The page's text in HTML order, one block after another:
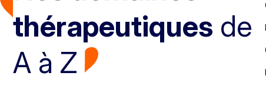
thérapeutiques de
A à Z